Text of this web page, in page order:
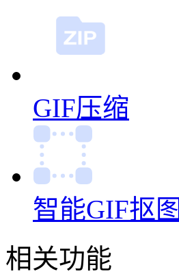
GIF压缩
智能GIF抠图
相关功能